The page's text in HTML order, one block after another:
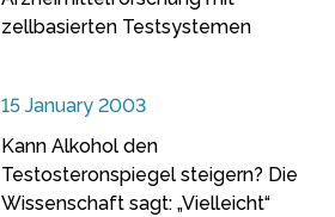
zellbasierten Testsystemen
15 January 2003
Kann Alkohol den
Testosteronspiegel steigern? Die
Wissenschaft sagt: „Vielleicht“